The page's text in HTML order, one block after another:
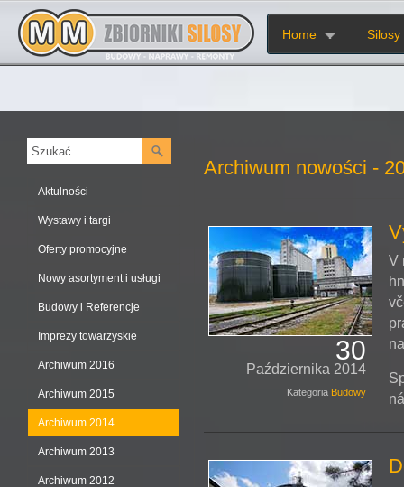
Home Silosy
Aktulności
Wystawy i targi
Oferty promocyjne
Nowy asortyment i usługi
Budowy i Referencje
Imprezy towarzyskie
Archiwum 2016
Archiwum 2015
Archiwum 2014
Archiwum 2013
Archiwum 2012
Archiwum nowości -
30
Października 2014
Kategoria Budowy
V